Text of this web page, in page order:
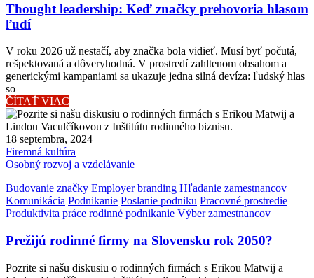
Thought leadership: Keď značky prehovoria hlasom
ľudí
V roku 2026 už nestačí, aby značka bola vidieť. Musí byť počutá,
rešpektovaná a dôveryhodná. V prostredí zahltenom obsahom a
generickými kampaniami sa ukazuje jedna silná devíza: ľudský hlas
so
ČÍTAŤ VIAC
18 septembra, 2024
Firemná kultúra
Osobný rozvoj a vzdelávanie
Budovanie značky Employer branding Hľadanie zamestnancov
Komunikácia Podnikanie Poslanie podniku Pracovné prostredie
Produktivita práce rodinné podnikanie Výber zamestnancov
Prežijú rodinné firmy na Slovensku rok 2050?
Pozrite si našu diskusiu o rodinných firmách s Erikou Matwij a